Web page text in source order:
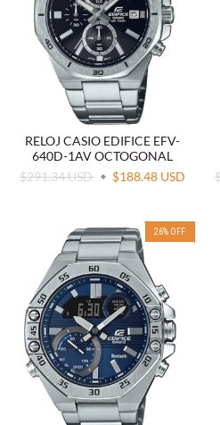
RELOJ CASIO EDIFICE EFV-
640D-1AV OCTOGONAL
$291.34 USD
$188.48 USD
26% OFF